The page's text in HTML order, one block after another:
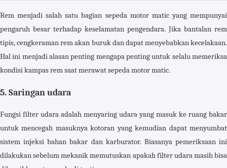
Rem menjadi salah satu bagian sepeda motor matic yang mempunyai
pengaruh besar terhadap keselamatan pengendara. Jika bantalan rem
tipis, cengkeraman rem akan buruk dan dapat menyebabkan kecelakaan.
Hal ini menjadi alasan penting mengapa penting untuk selalu memeriksa
kondisi kampas rem saat merawat sepeda motor matic.
5. Saringan udara
Fungsi filter udara adalah menyaring udara yang masuk ke ruang bakar
untuk mencegah masuknya kotoran yang kemudian dapat menyumbat
sistem injeksi bahan bakar dan karburator. Biasanya pemeriksaan ini
dilakukan sebelum mekanik memutuskan apakah filter udara masih bisa